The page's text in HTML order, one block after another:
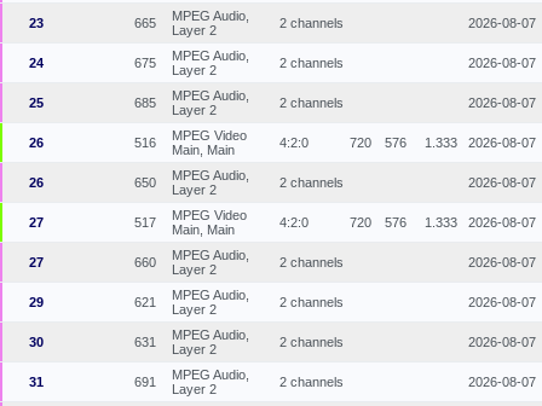
23 665
MPEG Audio,
Layer 2
2 channels 2026-08-07
24 675
MPEG Audio,
Layer 2
2 channels 2026-08-07
25 685
MPEG Audio,
Layer 2
2 channels 2026-08-07
26 516
MPEG Video
Main, Main
4:2:0 720 576 1.333 2026-08-07
26 650
MPEG Audio,
Layer 2
2 channels 2026-08-07
27 517
MPEG Video
Main, Main
4:2:0 720 576 1.333 2026-08-07
27 660
MPEG Audio,
Layer 2
2 channels 2026-08-07
29 621
MPEG Audio,
Layer 2
2 channels 2026-08-07
30 631
MPEG Audio,
Layer 2
2 channels 2026-08-07
31 691
MPEG Audio,
Layer 2
2 channels 2026-08-07